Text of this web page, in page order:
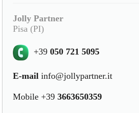
Jolly Partner
Pisa (PI)
+39050 721 5095
E-mail info@jollypartner.it
Mobile +393663650359